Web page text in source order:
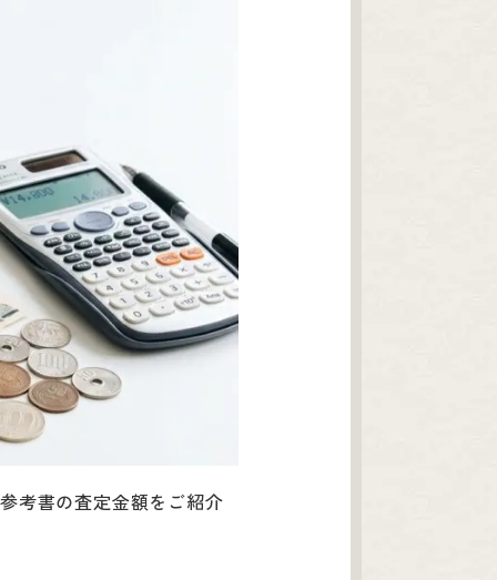
考書の査定金額をご紹介